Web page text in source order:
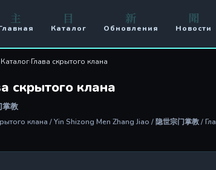
主 目
Каталог
新
Обновления
聞
Новости
Каталог›Глава скрытого клана
скрытого клана
掌教
клана / Yin Shizong Men Zhang Jiao / 隐世宗门掌教 /